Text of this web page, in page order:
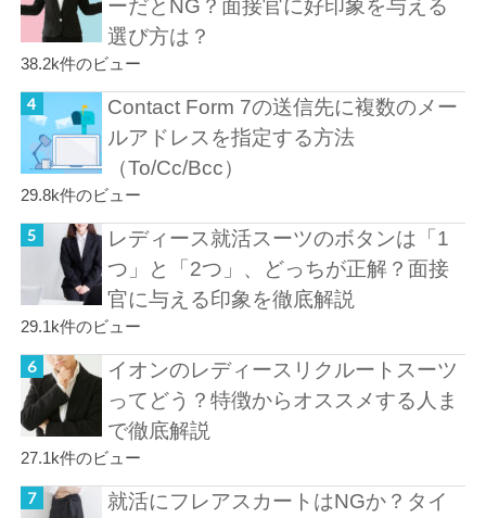
ーだとNG？面接官に好印象を与える
選び方は？
38.2k件のビュー
Contact Form 7の送信先に複数のメー
ルアドレスを指定する方法
（To/Cc/Bcc）
29.8k件のビュー
レディース就活スーツのボタンは「1
つ」と「2つ」、どっちが正解？面接
官に与える印象を徹底解説
29.1k件のビュー
イオンのレディースリクルートスーツ
ってどう？特徴からオススメする人ま
で徹底解説
27.1k件のビュー
就活にフレアスカートはNGか？タイ